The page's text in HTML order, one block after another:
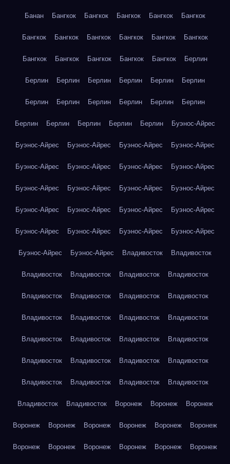
Банан Бангкок Бангкок Бангкок Бангкок Бангкок
Бангкок Бангкок Бангкок Бангкок Бангкок Бангкок
Бангкок Бангкок Бангкок Бангкок Бангкок Берлин
Берлин Берлин Берлин Берлин Берлин Берлин
Берлин Берлин Берлин Берлин Берлин Берлин
Берлин Берлин Берлин Берлин Берлин Буэнос-Айрес
Буэнос-Айрес Буэнос-Айрес Буэнос-Айрес Буэнос-Айрес
Буэнос-Айрес Буэнос-Айрес Буэнос-Айрес Буэнос-Айрес
Буэнос-Айрес Буэнос-Айрес Буэнос-Айрес Буэнос-Айрес
Буэнос-Айрес Буэнос-Айрес Буэнос-Айрес Буэнос-Айрес
Буэнос-Айрес Буэнос-Айрес Буэнос-Айрес Буэнос-Айрес
Буэнос-Айрес Буэнос-Айрес Владивосток Владивосток
Владивосток Владивосток Владивосток Владивосток
Владивосток Владивосток Владивосток Владивосток
Владивосток Владивосток Владивосток Владивосток
Владивосток Владивосток Владивосток Владивосток
Владивосток Владивосток Владивосток Владивосток
Владивосток Владивосток Владивосток Владивосток
Владивосток Владивосток Воронеж Воронеж Воронеж
Воронеж Воронеж Воронеж Воронеж Воронеж Воронеж
Воронеж Воронеж Воронеж Воронеж Воронеж Воронеж